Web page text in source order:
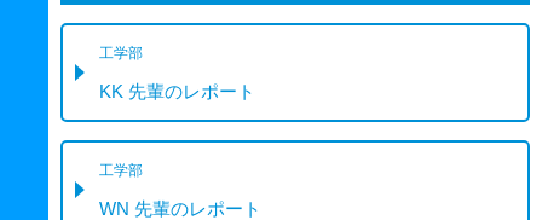
工学部
KK 先輩のレポート
工学部
WN 先輩のレポート